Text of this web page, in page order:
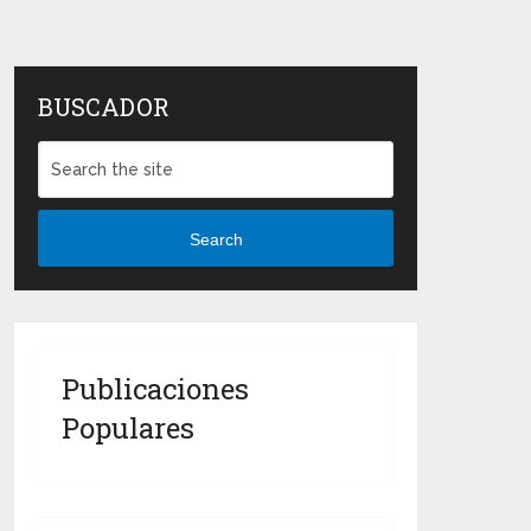
BUSCADOR
Search
Publicaciones
Populares